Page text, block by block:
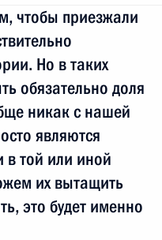
чтобы приезжали
Но в таких
обязательно доля
никак с нашей
являются
в той или иной
их вытащить
это будет именно